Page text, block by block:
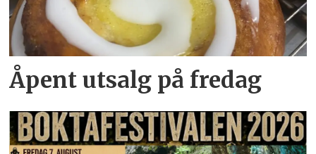
Åpent utsalg på fredag